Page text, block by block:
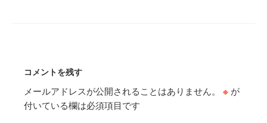
コメントを残す
メールアドレスが公開されることはありません。 ※ が
付いている欄は必須項目です